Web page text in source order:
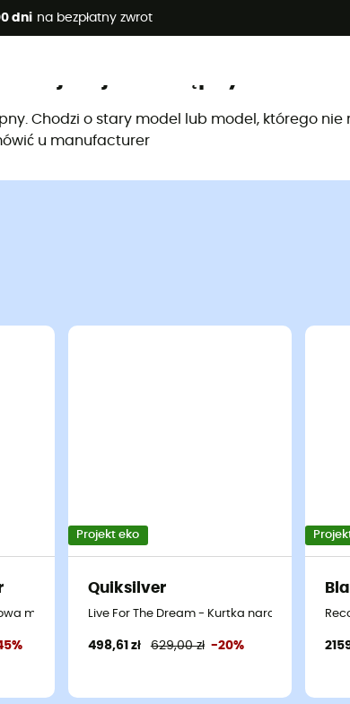
dni na bezpłatny zwrot
przy zakupie 2 produktów*, kod Summer5
Chodzi o stary model lub model, którego nie
u manufacturer
meska
Projekt eko
Quiksilver
Live For The Dream - Kurtka narciarska
498,61 zł 629,00 zł -20%